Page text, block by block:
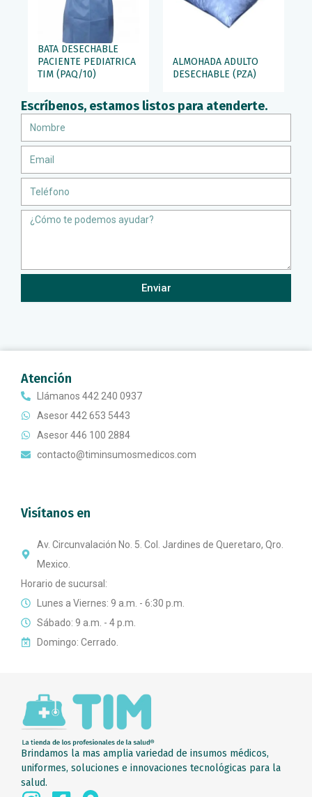
Escríbenos, estamos listos para atenderte.
Message
Enviar
BATA DESECHABLE
PACIENTE PEDIATRICA
TIM (PAQ/10)
ALMOHADA ADULTO
DESECHABLE (PZA)
Atención
Llámanos 442 240 0937
Asesor 442 653 5443
Asesor 446 100 2884
contacto@timinsumosmedicos.com
Visítanos en
Av. Circunvalación No. 5. Col. Jardines de Queretaro, Qro.
Mexico.
Horario de sucursal:
Lunes a Viernes: 9 a.m. - 6:30 p.m.
Sábado: 9 a.m. - 4 p.m.
Domingo: Cerrado.
Brindamos la mas amplia variedad de insumos médicos,
uniformes, soluciones e innovaciones tecnológicas para la
salud.